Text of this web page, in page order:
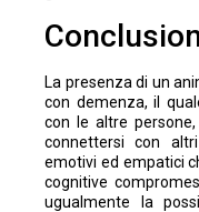
La presenza di un
con demenza, il
con le altre
connettersi con
emotivi ed empatici
cognitive
ugualmente la